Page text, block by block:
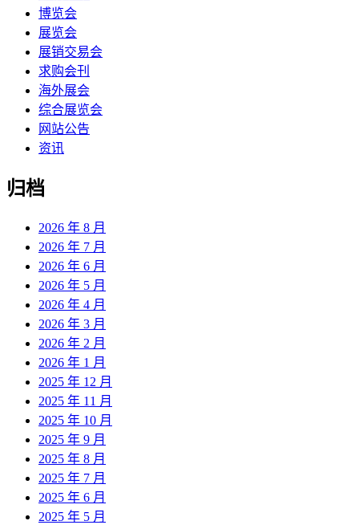
博览会
展览会
展销交易会
求购会刊
海外展会
综合展览会
网站公告
资讯
归档
2026 年 8 月
2026 年 7 月
2026 年 6 月
2026 年 5 月
2026 年 4 月
2026 年 3 月
2026 年 2 月
2026 年 1 月
2025 年 12 月
2025 年 11 月
2025 年 10 月
2025 年 9 月
2025 年 8 月
2025 年 7 月
2025 年 6 月
2025 年 5 月